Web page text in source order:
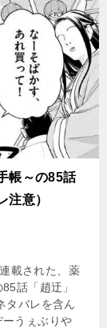
帳～の85話
注意）
載された、薬
話「趙迂」
タバレを含ん
うぇぶりや